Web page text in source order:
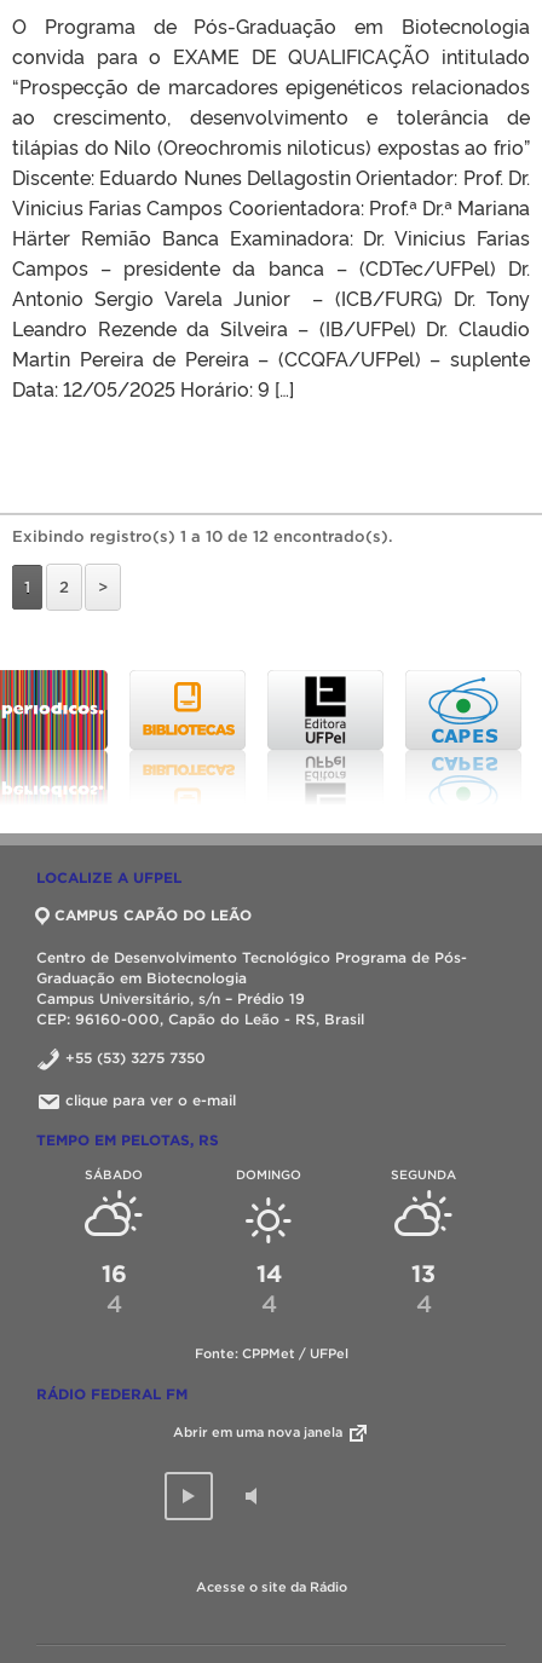
O Programa de Pós-Graduação em Biotecnologia
convida para o EXAME DE QUALIFICAÇÃO intitulado
“Prospecção de marcadores epigenéticos relacionados
ao crescimento, desenvolvimento e tolerância de
tilápias do Nilo (Oreochromis niloticus) expostas ao frio”
Discente: Eduardo Nunes Dellagostin Orientador: Prof. Dr.
Vinicius Farias Campos Coorientadora: Prof.ª Dr.ª Mariana
Härter Remião Banca Examinadora: Dr. Vinicius Farias
Campos – presidente da banca – (CDTec/UFPel) Dr.
Antonio Sergio Varela Junior – (ICB/FURG) Dr. Tony
Leandro Rezende da Silveira – (IB/UFPel) Dr. Claudio
Martin Pereira de Pereira – (CCQFA/UFPel) – suplente
Data: 12/05/2025 Horário: 9 […]
Exibindo registro(s) 1 a 10 de 12 encontrado(s).
1 2 >
LOCALIZE A UFPEL
CAMPUS CAPÃO DO LEÃO
Centro de Desenvolvimento Tecnológico Programa de Pós-
Graduação em Biotecnologia
Campus Universitário, s/n – Prédio 19
CEP: 96160-000, Capão do Leão - RS, Brasil
+55 (53) 3275 7350
clique para ver o e-mail
TEMPO EM PELOTAS, RS
SÁBADO
16
4
DOMINGO
14
4
SEGUNDA
13
4
Fonte: CPPMet / UFPel
RÁDIO FEDERAL FM
Abrir em uma nova janela
Acesse o site da Rádio